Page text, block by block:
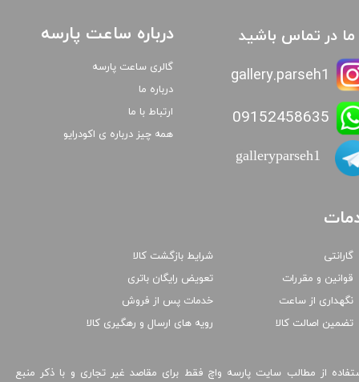
ما در تماس باشید
09152458635
gallery.parseh1
از مطالب سایت پارسه واچ فقط برای مقاصد غیر تجاری و با ذکر منبع
گارانتی
قوانین و مقررات
نگهداری از ساعت
تضمین اصالت کالا
درباره ساعت پارسه
گالری ساعت پارسه
درباره ما
ارتباط با ما
همه چیز درباره ی اکودرایو
galleryparseh1
شرایط بازگشت کالا
تعویض رایگان باتری
خدمات پس از فروش
رویه های ارسال و رهگیری کالا